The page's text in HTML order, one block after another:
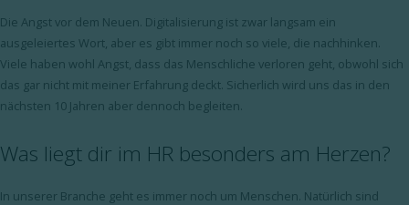
Die Angst vor dem Neuen. Digitalisierung ist zwar langsam ein
ausgeleiertes Wort, aber es gibt immer noch so viele, die nachhinken.
Viele haben wohl Angst, dass das Menschliche verloren geht, obwohl sich
das gar nicht mit meiner Erfahrung deckt. Sicherlich wird uns das in den
nächsten 10 Jahren aber dennoch begleiten.
Was liegt dir im HR besonders am Herzen?
In unserer Branche geht es immer noch um Menschen. Natürlich sind